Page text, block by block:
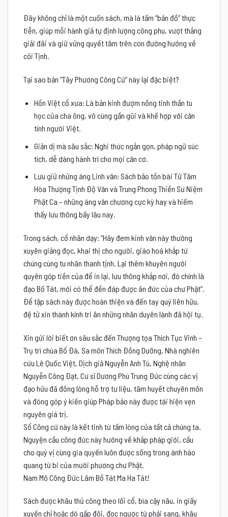
Đây không chỉ là một cuốn sách, mà là tấm “bản đồ” thực
tiễn, giúp mỗi hành giả tự định lượng công phu, vượt thắng
giải đãi và giữ vững quyết tâm trên con đường hướng về
cõi Tịnh.
Tại sao bản “Tây Phương Công Cứ” này lại đặc biệt?
Hồn Việt cổ xưa: Là bản kinh đượm nồng tinh thần tu
học của cha ông, vô cùng gần gũi và khế hợp với căn
tính người Việt.
Giản dị mà sâu sắc: Nghi thức ngắn gọn, pháp ngữ súc
tích, dễ dàng hành trì cho mọi căn cơ.
Lưu giữ những áng Linh văn: Sách bảo tồn bài Tử Tâm
Hòa Thượng Tịnh Độ Văn và Trung Phong Thiền Sư Niệm
Phật Ca – những áng văn chương cực kỳ hay và hiếm
thấy lưu thông bấy lâu nay.
Trong sách, cổ nhân dạy: “Hãy đem kinh văn này thường
xuyên giảng đọc, khai thị cho người, giáo hoá khắp tứ
chúng cùng tu nhân thanh tịnh. Lại thêm khuyên người
quyên góp tiền của để in lại, lưu thông khắp nơi, đó chính là
đạo Bồ Tát, mới có thể đền đáp được ân đức của chư Phật”.
Để tập sách này được hoàn thiện và đến tay quý liên hữu,
đệ tử xin thành kính tri ân những nhân duyên lành đã hội tụ.
Xin gửi lời biết ơn sâu sắc đến Thượng tọa Thích Tục Vinh –
Trụ trì chùa Bổ Đà, Sa môn Thích Đồng Dưỡng, Nhà nghiên
cứu Lê Quốc Việt, Dịch giả Nguyễn Anh Tú, Nghệ nhân
Nguyễn Công Đạt, Cư sĩ Dương Phú Trung Đức cùng các vị
đạo hữu đã đồng lòng hỗ trợ tư liệu, tâm huyết chuyên môn
và đóng góp ý kiến giúp Pháp bảo này được tái hiện vẹn
nguyên giá trị.
Sổ Công cứ này là kết tinh từ tấm lòng của tất cả chúng ta.
Nguyện cầu công đức này hướng về khắp pháp giới, cầu
cho quý vị cùng gia quyến luôn được sống trong ánh hào
quang từ bi của mười phương chư Phật.
Nam Mô Công Đức Lâm Bồ Tát Ma Ha Tát!
Sách được khâu thủ công theo lối cổ, bìa cậy nâu, in giấy
xuyến chỉ hoặc dó gấp đôi, đọc ngược từ phải sang, khâu